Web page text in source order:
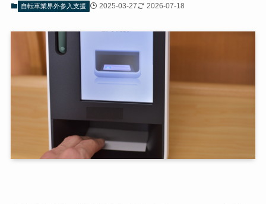
自転車業界外参入支援 2025-03-27 2026-07-18